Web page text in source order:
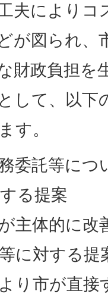
夫によりコ
が図られ、
財政負担を
して、以下
す。
委託等につ
る提案
主体的に改
に対する提
り市が直接